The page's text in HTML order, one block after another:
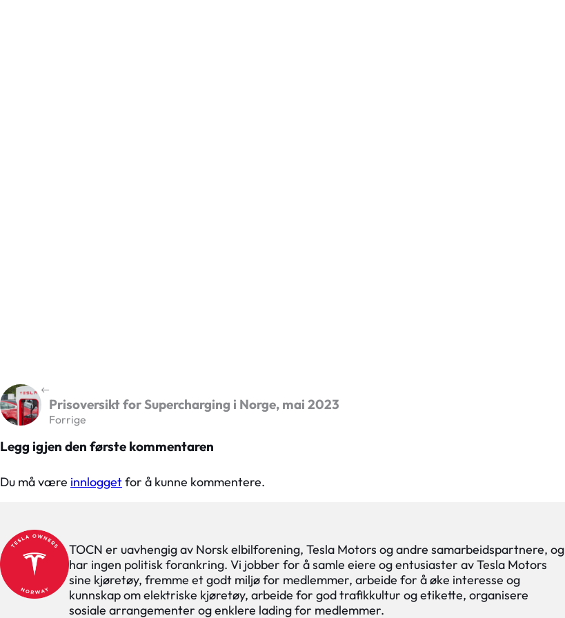
Forrige
Prisoversikt for Supercharging i Norge, mai 2023
Legg igjen den første kommentaren
Du må være innloggetfor å kunne kommentere.
TOCN er uavhengig av Norsk elbilforening, Tesla Motors og andre samarbeidspartnere, og
har ingen politisk forankring. Vi jobber for å samle eiere og entusiaster av Tesla Motors
sine kjøretøy, fremme et godt miljø for medlemmer, arbeide for å øke interesse og
kunnskap om elektriske kjøretøy, arbeide for god trafikkultur og etikette, organisere
sosiale arrangementer og enklere lading for medlemmer.